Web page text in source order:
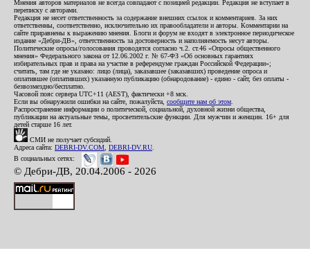
Мнения авторов материалов не всегда совпадают с позицией редакции. Редакция не вступает в
переписку с авторами.
Редакция не несет ответственность за содержание внешних ссылок и комментариев. За них
ответственны, соответственно, исключительно их правообладатели и авторы. Комментарии на
сайте приравнены к выражению мнения. Блоги и форум не входят в электронное периодическое
издание «Дебри-ДВ», ответственность за достоверность и наполняемость несут авторы.
Политические опросы/голосования проводятся согласно ч.2. ст.46 «Опросы общественного
мнения» Федерального закона от 12.06.2002 г. № 67-ФЗ «Об основных гарантиях
избирательных прав и права на участие в референдуме граждан Российской Федерации»;
считать, там где не указано: лицо (лица), заказавшее (заказавших) проведение опроса и
оплатившее (оплативших) указанную публикацию (обнародование) - едино - сайт, без оплаты -
безвозмездно/бесплатно.
Часовой пояс сервера UTC+11 (AEST), фактически +8 мск.
Если вы обнаружили ошибки на сайте, пожалуйста, сообщите нам об этом
Распространение информации о политической, социальной, духовной жизни общества,
публикации на актуальные темы, просветительские функции. Для мужчин и женщин. 16+ для
детей старше 16 лет.
СМИ не получает субсидий.
Адреса сайта: DEBRI-DV.COM DEBRI-DV.RU
В социальных сетях:
© Дебри-ДВ, 20.04.2006 - 2026